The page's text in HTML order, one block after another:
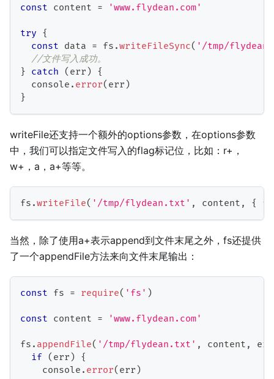
const content = 'www.flydean.com'
try {
const data = fs .writeFileSync( '/tmp/
//文件写入成功。
} catch ( err ) {
  console
. error( err )
}
writeFile还支持一个额外的options参数，在options参数
中，我们可以指定文件写入的flag标记位，比如：r+，
w+，a，a+等等。
fs .writeFile( '/tmp/flydean.txt' , content , {
当然，除了使用a+表示append到文件末尾之外，fs还提供
了一个appendFile方法来向文件末尾输出：
const fs = require( 'fs' )
const content = 'www.flydean.com'
fs . appendFile( '/tmp/flydean.txt' , content ,
err
if ( err ) {
    console
. error( err )